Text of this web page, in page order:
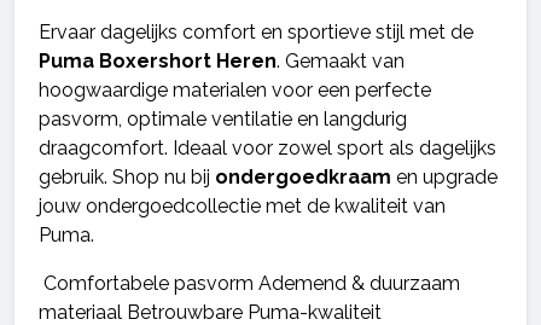
Ervaar dagelijks comfort en sportieve stijl met de
Puma Boxershort Heren. Gemaakt van
hoogwaardige materialen voor een perfecte
pasvorm, optimale ventilatie en langdurig
draagcomfort. Ideaal voor zowel sport als dagelijks
gebruik. Shop nu bij ondergoedkraam en upgrade
jouw ondergoedcollectie met de kwaliteit van
Puma.
Comfortabele pasvorm Ademend & duurzaam
materiaal Betrouwbare Puma-kwaliteit